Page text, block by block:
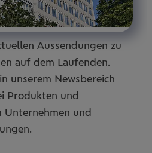
Aussendungen zu
auf dem Laufenden.
unserem Newsbereich
Produkten und
Unternehmen und